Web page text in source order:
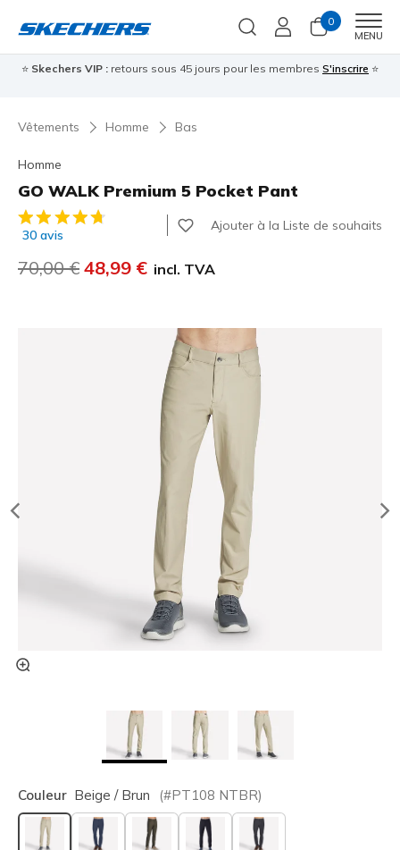
0
MENU
⭐ Skechers VIP : retours sous 45 jours pour les membres S'inscrire ⭐
Vêtements Homme Bas
Homme
GO WALK Premium 5 Pocket Pant
Évaluation client 5 sur 5
30 avis
Ajouter à la Liste de souhaits
Prix réduit de
70,00 € à
48,99 € incl. TVA
Couleur Beige / Brun (#PT108 NTBR)